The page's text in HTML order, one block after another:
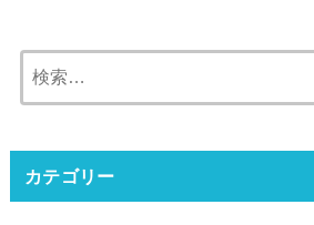
索:
カテゴリー